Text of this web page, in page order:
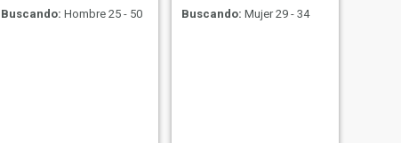
Buscando: Hombre 25 - 50
Buscando: Mujer 29 - 34